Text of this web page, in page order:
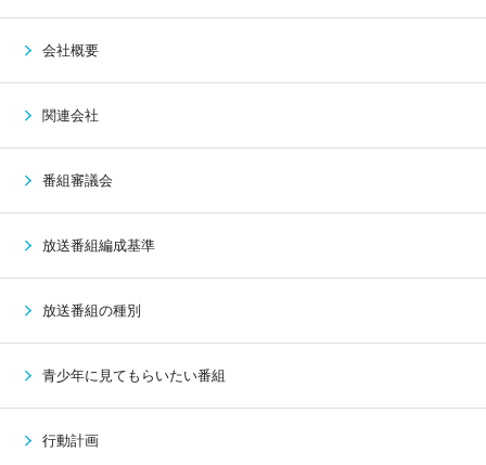
会社概要
関連会社
番組審議会
放送番組編成基準
放送番組の種別
青少年に見てもらいたい番組
行動計画